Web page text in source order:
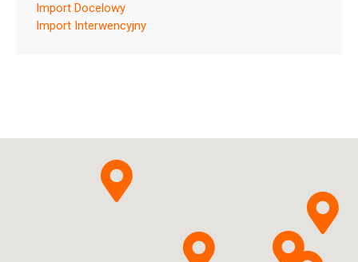
Import Docelowy
Import Interwencyjny